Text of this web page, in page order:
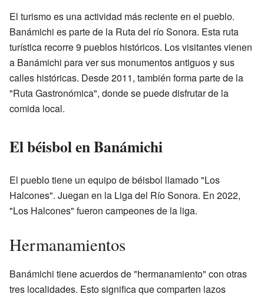
El turismo es una actividad más reciente en el pueblo.
Banámichi es parte de la Ruta del río Sonora. Esta ruta
turística recorre 9 pueblos históricos. Los visitantes vienen
a Banámichi para ver sus monumentos antiguos y sus
calles históricas. Desde 2011, también forma parte de la
"Ruta Gastronómica", donde se puede disfrutar de la
comida local.
El béisbol en Banámichi
El pueblo tiene un equipo de béisbol llamado "Los
Halcones". Juegan en la Liga del Río Sonora. En 2022,
"Los Halcones" fueron campeones de la liga.
Hermanamientos
Banámichi tiene acuerdos de "hermanamiento" con otras
tres localidades. Esto significa que comparten lazos